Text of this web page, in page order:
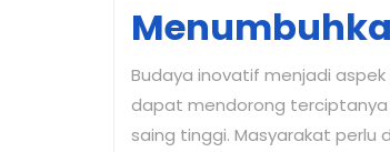
Budaya inovatif menjadi
dapat mendorong terciptanya
saing tinggi. Masyarakat perlu